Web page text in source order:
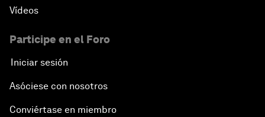
Vídeos
Participe en el Foro
Iniciar sesión
Asóciese con nosotros
Conviértase en miembro